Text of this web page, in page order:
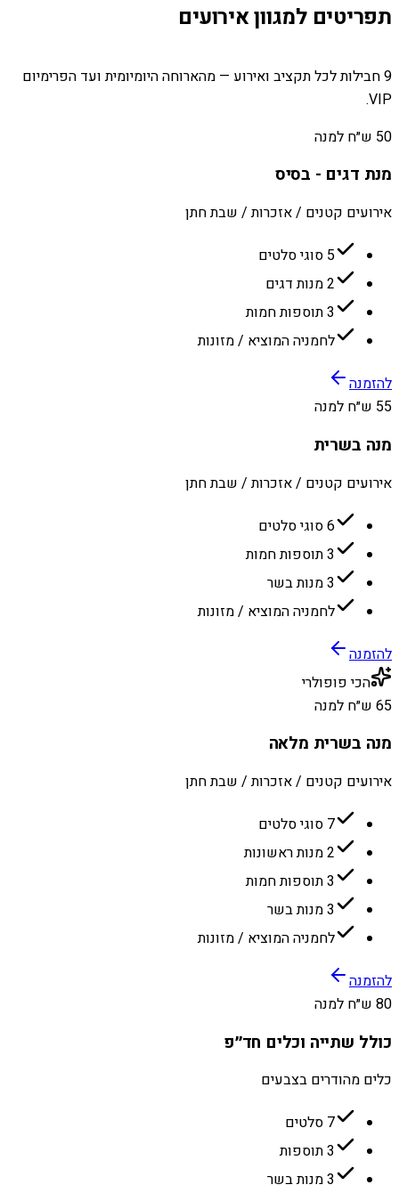
תפריטים למגוון אירועים
9 חבילות לכל תקציב ואירוע — מהארוחה היומיומית ועד הפרימיום
VIP.
50 ש״ח למנה
מנת דגים - בסיס
אירועים קטנים / אזכרות / שבת חתן
5 סוגי סלטים
2 מנות דגים
3 תוספות חמות
לחמניה המוציא / מזונות
להזמנה
55 ש״ח למנה
מנה בשרית
אירועים קטנים / אזכרות / שבת חתן
6 סוגי סלטים
3 תוספות חמות
3 מנות בשר
לחמניה המוציא / מזונות
להזמנה
הכי פופולרי
65 ש״ח למנה
מנה בשרית מלאה
אירועים קטנים / אזכרות / שבת חתן
7 סוגי סלטים
2 מנות ראשונות
3 תוספות חמות
3 מנות בשר
לחמניה המוציא / מזונות
להזמנה
80 ש״ח למנה
כולל שתייה וכלים חד״פ
כלים מהודרים בצבעים
7 סלטים
3 תוספות
3 מנות בשר